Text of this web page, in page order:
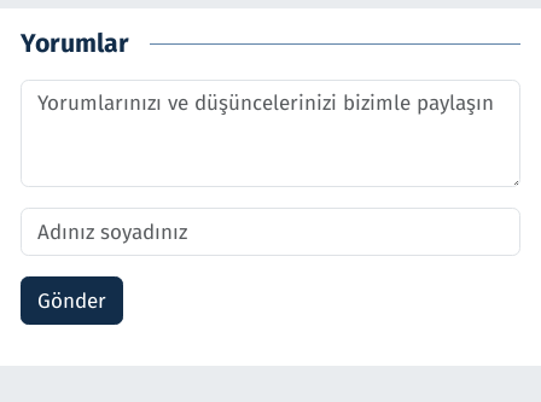
Yorumlar
Gönder